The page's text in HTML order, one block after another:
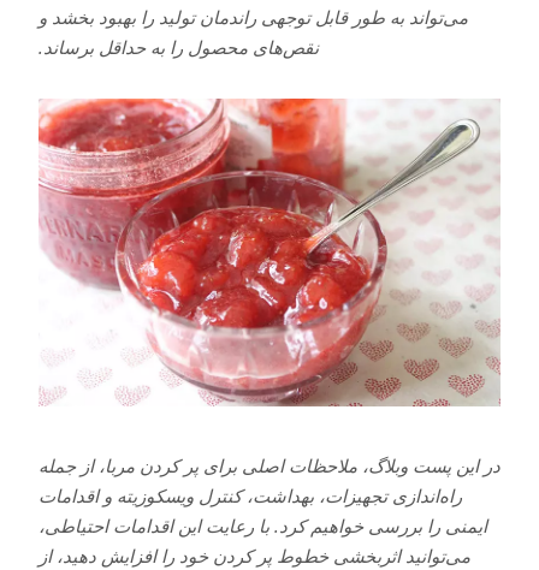
می‌تواند به طور قابل توجهی راندمان تولید را بهبود بخشد و
نقص‌های محصول را به حداقل برساند.
در این پست وبلاگ، ملاحظات اصلی برای پر کردن مربا، از جمله
راه‌اندازی تجهیزات، بهداشت، کنترل ویسکوزیته و اقدامات
ایمنی را بررسی خواهیم کرد. با رعایت این اقدامات احتیاطی،
می‌توانید اثربخشی خطوط پر کردن خود را افزایش دهید، از